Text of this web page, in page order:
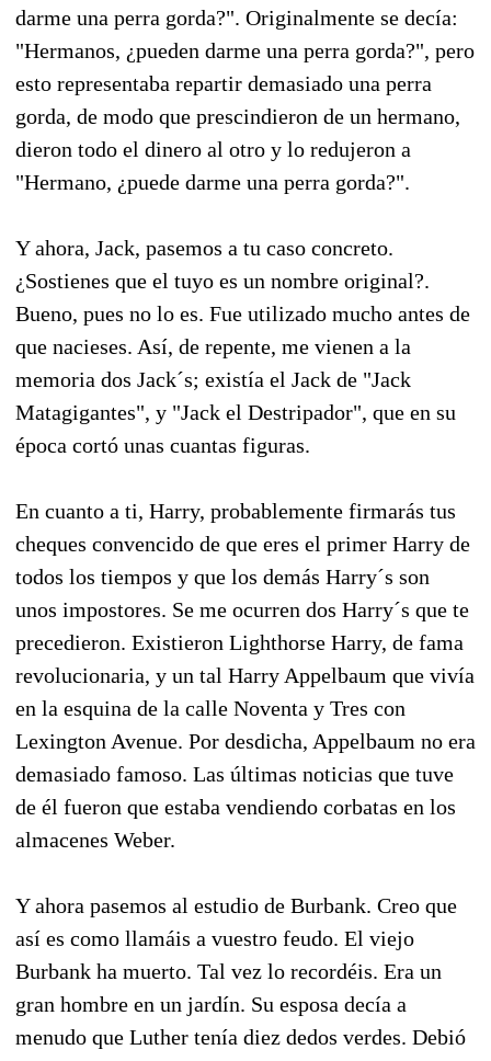
darme una perra gorda?". Originalmente se decía:
"Hermanos, ¿pueden darme una perra gorda?", pero
esto representaba repartir demasiado una perra
gorda, de modo que prescindieron de un hermano,
dieron todo el dinero al otro y lo redujeron a
"Hermano, ¿puede darme una perra gorda?".
Y ahora, Jack, pasemos a tu caso concreto.
¿Sostienes que el tuyo es un nombre original?.
Bueno, pues no lo es. Fue utilizado mucho antes de
que nacieses. Así, de repente, me vienen a la
memoria dos Jack´s; existía el Jack de "Jack
Matagigantes", y "Jack el Destripador", que en su
época cortó unas cuantas figuras.
En cuanto a ti, Harry, probablemente firmarás tus
cheques convencido de que eres el primer Harry de
todos los tiempos y que los demás Harry´s son
unos impostores. Se me ocurren dos Harry´s que te
precedieron. Existieron Lighthorse Harry, de fama
revolucionaria, y un tal Harry Appelbaum que vivía
en la esquina de la calle Noventa y Tres con
Lexington Avenue. Por desdicha, Appelbaum no era
demasiado famoso. Las últimas noticias que tuve
de él fueron que estaba vendiendo corbatas en los
almacenes Weber.
Y ahora pasemos al estudio de Burbank. Creo que
así es como llamáis a vuestro feudo. El viejo
Burbank ha muerto. Tal vez lo recordéis. Era un
gran hombre en un jardín. Su esposa decía a
menudo que Luther tenía diez dedos verdes. Debió